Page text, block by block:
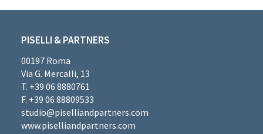
PISELLI & PARTNERS
00197 Roma
Via G. Mercalli, 13
T. +39 06 8880761
F. +39 06 88809533
studio@piselliandpartners.com
www.piselliandpartners.com